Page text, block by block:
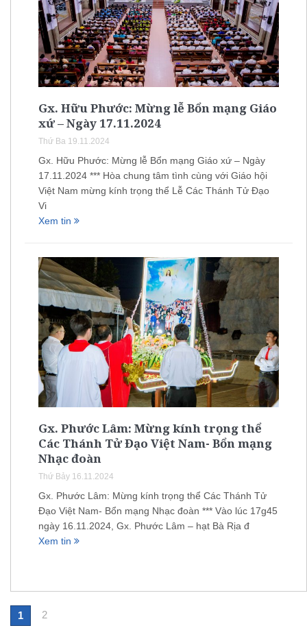
Gx. Hữu Phước: Mừng lễ Bổn mạng Giáo
xứ – Ngày 17.11.2024
Thứ Ba 19.11.2024
Gx. Hữu Phước: Mừng lễ Bổn mạng Giáo xứ – Ngày
17.11.2024 *** Hòa chung tâm tình cùng với Giáo hội
Việt Nam mừng kính trọng thể Lễ Các Thánh Tử Đạo
Vi
Xem tin
Gx. Phước Lâm: Mừng kính trọng thể
Các Thánh Tử Đạo Việt Nam- Bổn mạng
Nhạc đoàn
Thứ Bảy 16.11.2024
Gx. Phước Lâm: Mừng kính trọng thể Các Thánh Tử
Đạo Việt Nam- Bổn mạng Nhạc đoàn *** Vào lúc 17g45
ngày 16.11.2024, Gx. Phước Lâm – hạt Bà Rịa đ
Xem tin
1 2